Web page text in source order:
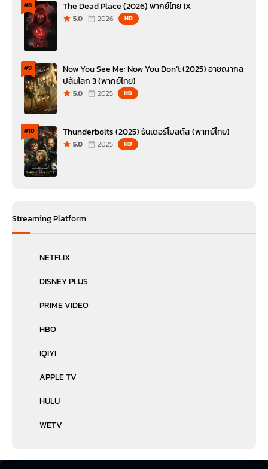
#8 The Dead Place (2026) พากย์ไทย 1X
5.0 2026 HD
#9
Now You See Me: Now You Don’t (2025) อาชญากล
ปล้นโลก 3 (พากย์ไทย)
5.0 2025 HD
#10 Thunderbolts (2025) ธันเดอร์โบลต์ส (พากย์ไทย)
5.0 2025 HD
Streaming Platform
NETFLIX
DISNEY PLUS
PRIME VIDEO
HBO
IQIYI
APPLE TV
HULU
WETV